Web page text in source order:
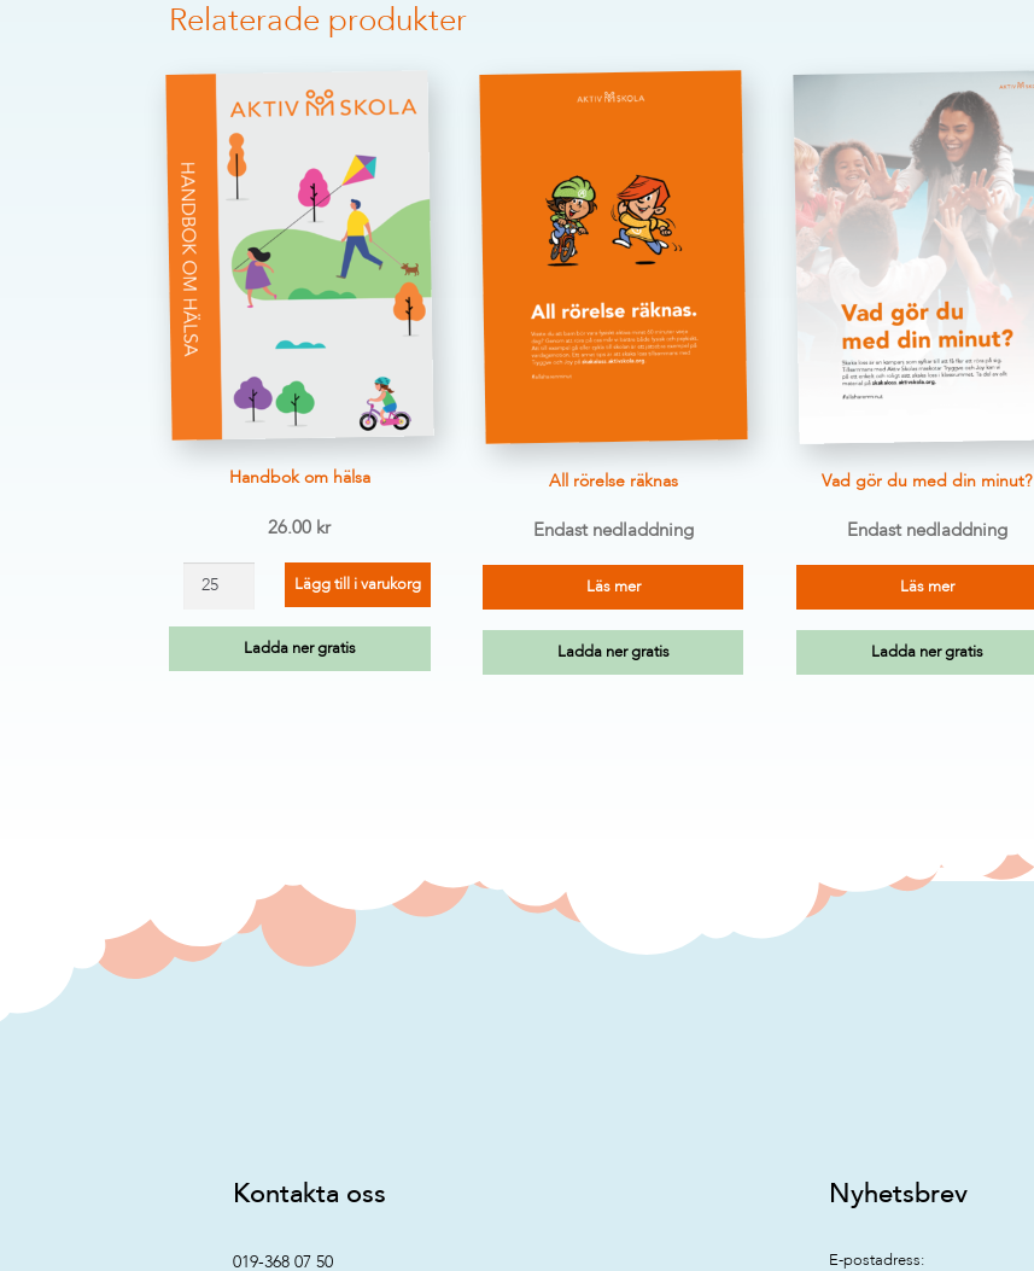
Relaterade produkter
Handbok om hälsa
26.00 kr
hälsa
Lägg till i varukorg
Ladda ner gratis
All rörelse räknas
Endast nedladdning
Läs mer
Ladda ner gratis
Vad gör du med din minut?
Endast nedladdning
Läs mer
Ladda ner gratis
Kontakta oss
019-368 07 50
Nyhetsbrev
E-postadress: